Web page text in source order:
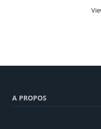
A PROPOS